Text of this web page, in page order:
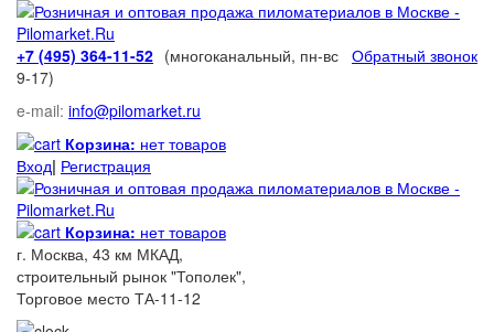
+7 (495) 364-11-52 Обратный звонок
(многоканальный, пн-вс
9-17)
e-mail: info@pilomarket.ru
Корзина: нет товаров
Вход| Регистрация
Корзина: нет товаров
г. Москва, 43 км МКАД,
строительный рынок "Тополек",
Торговое место ТА-11-12